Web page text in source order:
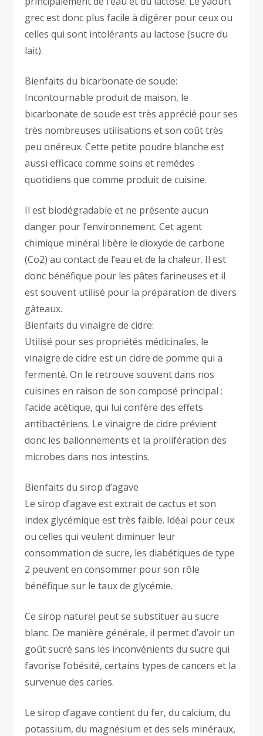
grec est donc plus facile à digérer pour ceux ou
celles qui sont intolérants au lactose (sucre du
lait).
Bienfaits du bicarbonate de soude:
Incontournable produit de maison, le
bicarbonate de soude est très apprécié pour ses
très nombreuses utilisations et son coût très
peu onéreux. Cette petite poudre blanche est
aussi efficace comme soins et remèdes
quotidiens que comme produit de cuisine.
Il est biodégradable et ne présente aucun
danger pour l’environnement. Cet agent
chimique minéral libère le dioxyde de carbone
(Co2) au contact de l’eau et de la chaleur. Il est
donc bénéfique pour les pâtes farineuses et il
est souvent utilisé pour la préparation de divers
gâteaux.
Bienfaits du vinaigre de cidre:
Utilisé pour ses propriétés médicinales, le
vinaigre de cidre est un cidre de pomme qui a
fermenté. On le retrouve souvent dans nos
cuisines en raison de son composé principal :
l’acide acétique, qui lui confère des effets
antibactériens. Le vinaigre de cidre prévient
donc les ballonnements et la prolifération des
microbes dans nos intestins.
Bienfaits du sirop d’agave
Le sirop d’agave est extrait de cactus et son
index glycémique est très faible. Idéal pour ceux
ou celles qui veulent diminuer leur
consommation de sucre, les diabétiques de type
2 peuvent en consommer pour son rôle
bénéfique sur le taux de glycémie.
Ce sirop naturel peut se substituer au sucre
blanc. De manière générale, il permet d’avoir un
goût sucré sans les inconvénients du sucre qui
favorise l’obésité, certains types de cancers et la
survenue des caries.
Le sirop d’agave contient du fer, du calcium, du
potassium, du magnésium et des sels minéraux,